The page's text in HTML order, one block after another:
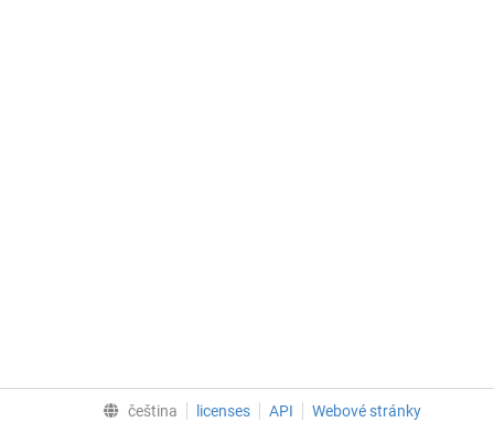
čeština licenses API Webové stránky